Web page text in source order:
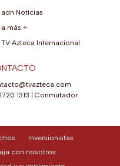
adn Noticias
a más +
TV Azteca Internacional
1313
Conmutador
Inversionistas
con nosotros